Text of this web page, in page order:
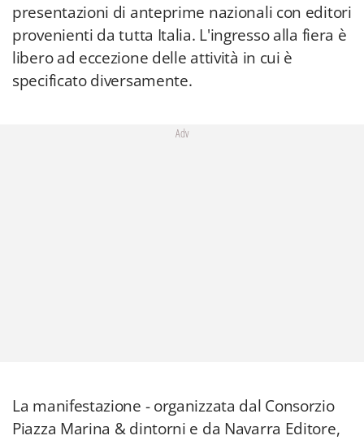
presentazioni di anteprime nazionali con editori
provenienti da tutta Italia. L'ingresso alla fiera è
libero ad eccezione delle attività in cui è
specificato diversamente.
Adv
La manifestazione - organizzata dal Consorzio
Piazza Marina & dintorni e da Navarra Editore,